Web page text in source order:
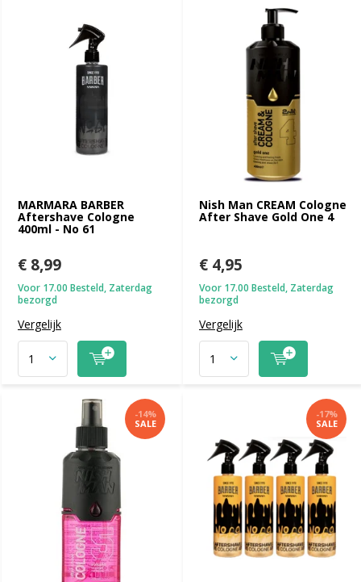
MARMARA BARBER
Aftershave Cologne
400ml - No 61
€ 8,99
Voor 17.00 Besteld, Zaterdag
bezorgd
Vergelijk
Nish Man CREAM Cologne
After Shave Gold One 4
€ 4,95
Voor 17.00 Besteld, Zaterdag
bezorgd
Vergelijk
-14%
SALE
-17%
SALE